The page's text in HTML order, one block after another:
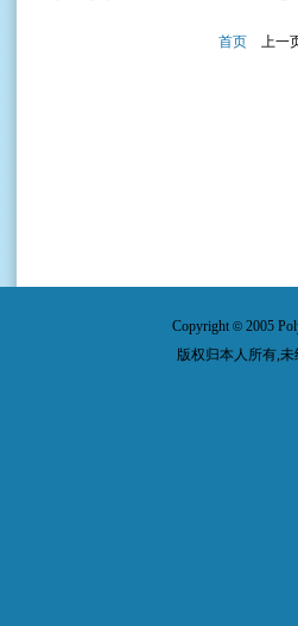
首页 上一
Copyright© 2005
版权归本人所有,